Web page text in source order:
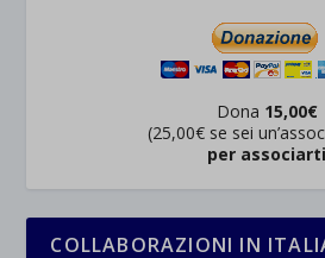
Dona 15,00€
(25,00€ se sei
per associarti
COLLABORAZIONI IN